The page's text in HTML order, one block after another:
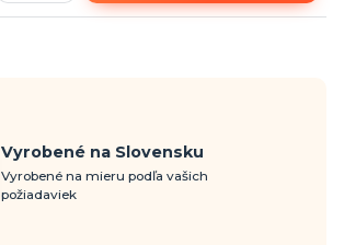
Vyrobené na Slovensku
Vyrobené na mieru podľa vašich
požiadaviek